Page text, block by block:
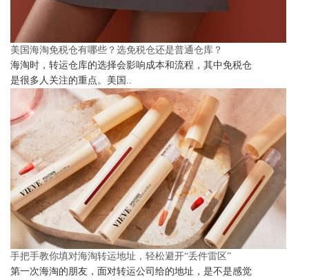
美国海淘免税仓有哪些？选免税仓还是普通仓库？
海淘时，转运仓库的选择会影响成本和流程，其中免税仓
是很多人关注的重点。美国..
手把手教你填对海淘转运地址，轻松避开“丢件雷区”
第一次海淘的朋友，面对转运公司给的地址，是不是感觉